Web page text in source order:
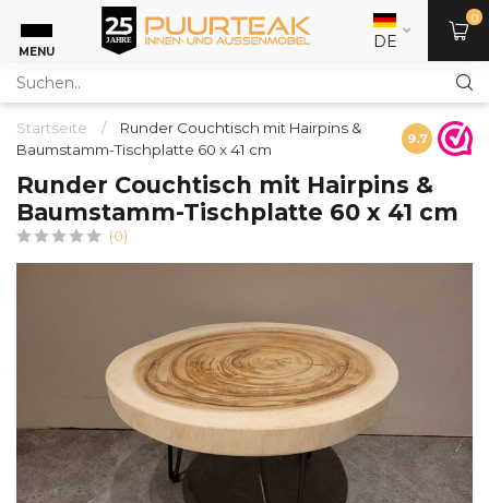
MENU DE
0
Startseite /
Runder Couchtisch mit Hairpins &
Baumstamm-Tischplatte 60 x 41 cm
9.7
Runder Couchtisch mit Hairpins &
Baumstamm-Tischplatte 60 x 41 cm
(0)